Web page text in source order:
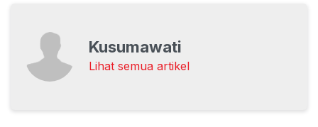
Kusumawati
Lihat semua artikel